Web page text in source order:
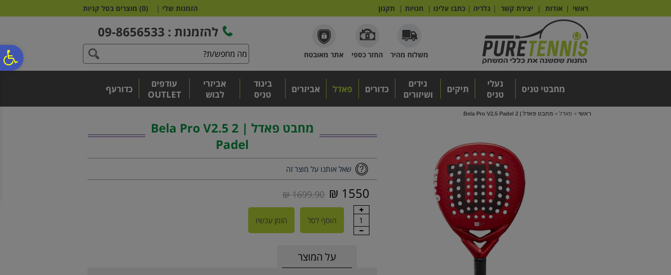
נגישות
אתר
המרכזי
ראשי | אודות | יצירת קשר | גלריה | כתבו עלינו | חנויות | תקנון הזמנות שלי |
(
0
) מוצרים בסל קניות
משלוח מהיר החזר כספי אתר מאובטח
להזמנות : 09-8656533
מחבטי טניס
נעלי
טניס
תיקים
גידים
ושיזורים
כדורים פאדל אביזרים
ביגוד
טניס
אביזרי
לבוש
עודפים
OUTLET
כדורעף
ראשי > פאדל > מחבט פאדל | 2 Bela Pro V2.5 Padel
מחבט פאדל | 2 Bela Pro V2.5
Padel
שאל אותנו על מוצר זה
1550 ₪
1699.90 ₪
1 הוסף לסל הזמן עכשיו
על המוצר